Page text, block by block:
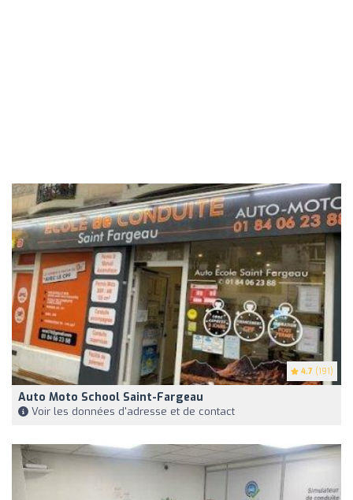
4.7 (191)
Auto Moto School Saint-Fargeau
Voir les données d'adresse et de contact